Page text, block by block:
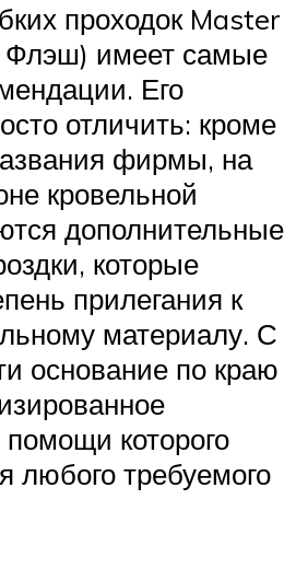
проходок Master
Флэш) имеет самые
Его
отличить: кроме
фирмы, на
кровельной
дополнительные
которые
прилегания к
материалу. С
основание по краю
которого
любого требуемого